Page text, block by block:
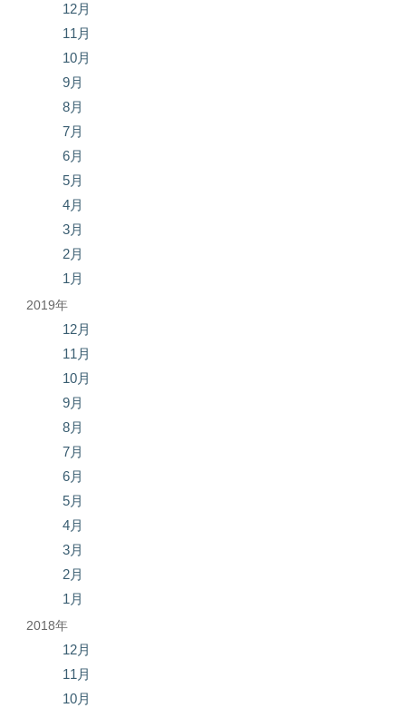
12月
11月
10月
9月
8月
7月
6月
5月
4月
3月
2月
1月
2019年
12月
11月
10月
9月
8月
7月
6月
5月
4月
3月
2月
1月
2018年
12月
11月
10月